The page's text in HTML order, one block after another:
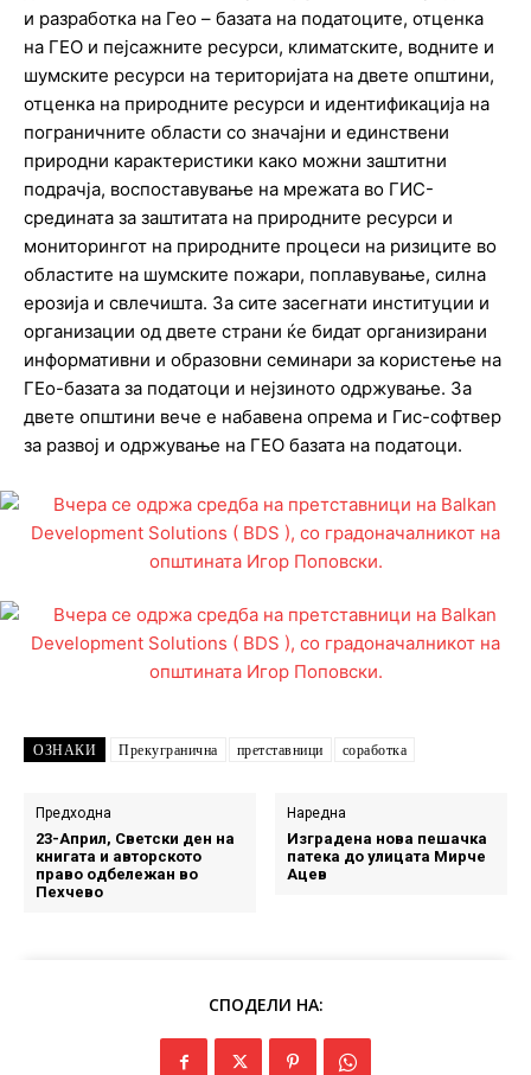
и разработка на Гео – базата на податоците, отценка
на ГЕО и пејсажните ресурси, климатските, водните и
шумските ресурси на територијата на двете општини,
отценка на природните ресурси и идентификација на
пограничните области со значајни и единствени
природни карактеристики како можни заштитни
подрачја, воспоставување на мрежата во ГИС-
средината за заштитата на природните ресурси и
мониторингот на природните процеси на ризиците во
областите на шумските пожари, поплавување, силна
ерозија и свлечишта. За сите засегнати институции и
организации од двете страни ќе бидат организирани
информативни и образовни семинари за користење на
ГЕо-базата за податоци и нејзиното одржување. За
двете општини вече е набавена опрема и Гис-софтвер
за развој и одржување на ГЕО базата на податоци.
ОЗНАКИ Прекугранична претставници соработка
Предходна
23-Април, Светски ден на
книгата и авторското
право одбележан во
Пехчево
Наредна
Изградена нова пешачка
патека до улицата Мирче
Ацев
СПОДЕЛИ НА: